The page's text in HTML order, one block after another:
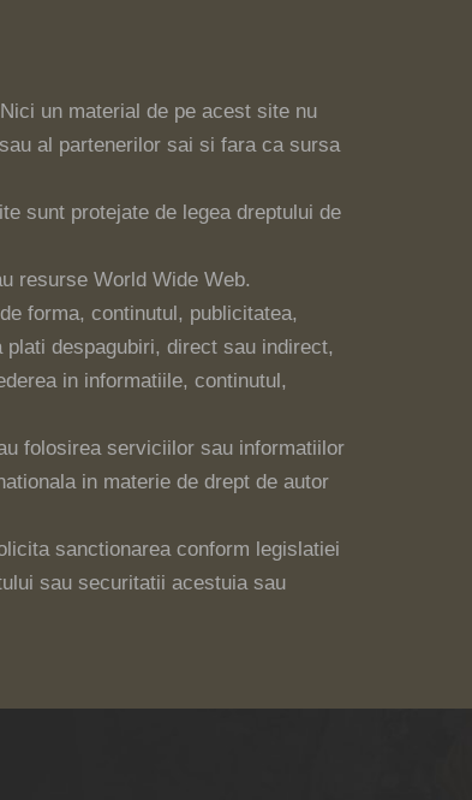
un material de pe acest site nu
al partenerilor sai si fara ca sursa
sunt protejate de legea dreptului de
resurse World Wide Web.
forma, continutul, publicitatea,
despagubiri, direct sau indirect,
in informatiile, continutul,
folosirea serviciilor sau informatiilor
in materie de drept de autor
sanctionarea conform legislatiei
sau securitatii acestuia sau